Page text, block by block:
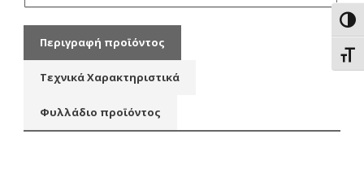
Περιγραφή προϊόντος
Τεχνικά Χαρακτηριστικά
Φυλλάδιο προϊόντος